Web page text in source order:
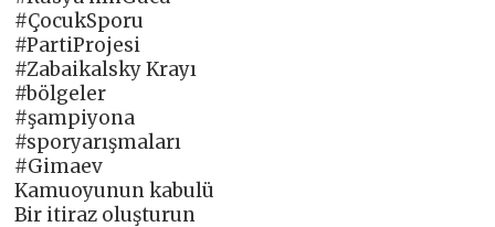
#ÇocukSporu
#PartiProjesi
#Zabaikalsky Krayı
#bölgeler
#şampiyona
#sporyarışmaları
#Gimaev
Kamuoyunun kabulü
Bir itiraz oluşturun